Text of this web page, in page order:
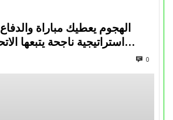
الهجوم يعطيك مباراة
استراتيجية ناجحة يتبعها
0